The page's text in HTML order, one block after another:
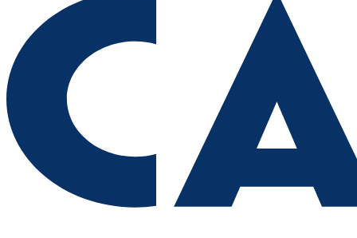
Днем физкультурника
08.08.2026 | 11:05
Два человека погибли в столкновении моторной лодки и
катера в Самарской области
08.08.2026 | 10:35
Народные приметы на 9 августа 2026 года: что нельзя делать в
этот день
08.08.2026 | 10:27
Где в Самаре отключат холодную воду 8 августа: список
адресов
08.08.2026 | 10:15
День физкультурника в России: какие праздники отмечают 8
08.08.2026 | 09:54